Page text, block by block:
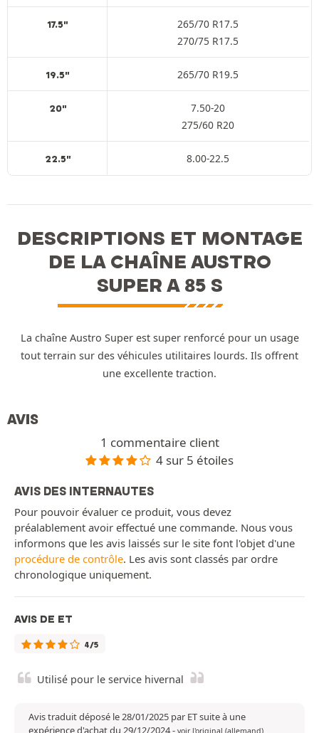
17.5"
265/70 R17.5
270/75 R17.5
19.5" 265/70 R19.5
20"
7.50-20
275/60 R20
22.5" 8.00-22.5
DESCRIPTIONS ET MONTAGE
DE LA CHAÎNE AUSTRO
SUPER A 85 S
La chaîne Austro Super est super renforcé pour un usage
tout terrain sur des véhicules utilitaires lourds. Ils offrent
une excellente traction.
AVIS
1 commentaire client
4 sur 5 étoiles
AVIS DES INTERNAUTES
Pour pouvoir évaluer ce produit, vous devez
préalablement avoir effectué une commande. Nous vous
informons que les avis laissés sur le site font l'objet d'une
procédure de contrôle. Les avis sont classés par ordre
chronologique uniquement.
AVIS DE ET
4/5
Utilisé pour le service hivernal
Avis traduit déposé le 28/01/2025 par ET suite à une